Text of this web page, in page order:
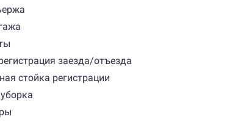
заезда/отъезда
стойка регистрации